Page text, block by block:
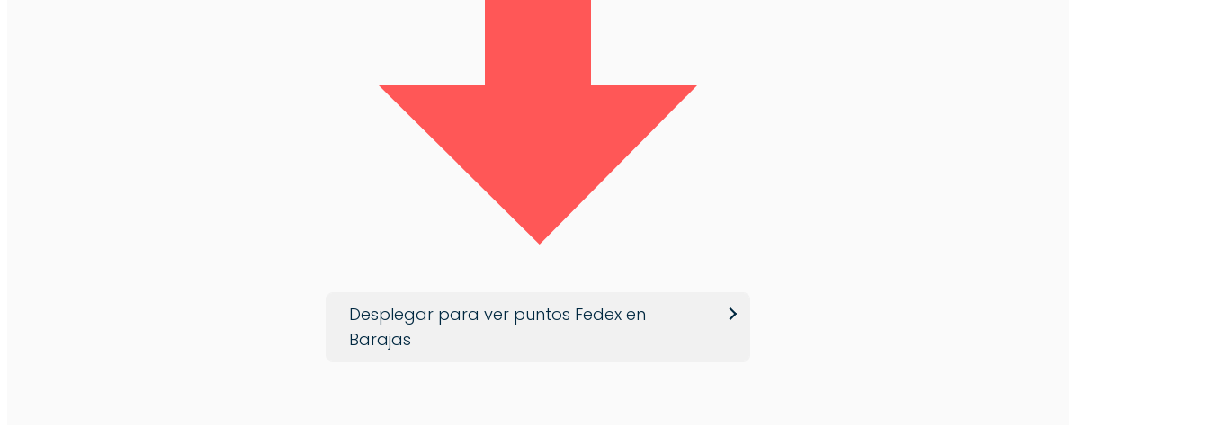
Desplegar para ver puntos Fedex en
Barajas